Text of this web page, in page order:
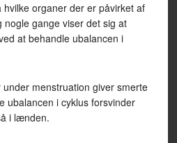
organer der er påvirket af
gange viser det sig at
at behandle ubalancen i
menstruation giver smerte
ubalancen i cyklus forsvinder
i lænden.